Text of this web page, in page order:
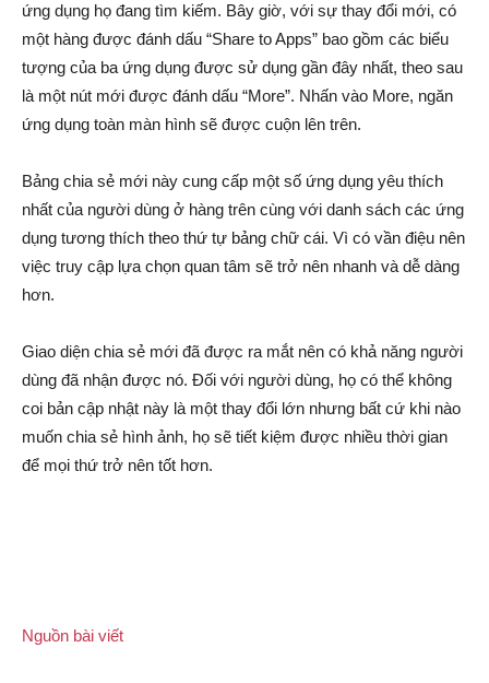
ứng dụng họ đang tìm kiếm. Bây giờ, với sự thay đổi mới, có
một hàng được đánh dấu “Share to Apps” bao gồm các biểu
tượng của ba ứng dụng được sử dụng gần đây nhất, theo sau
là một nút mới được đánh dấu “More”. Nhấn vào More, ngăn
ứng dụng toàn màn hình sẽ được cuộn lên trên.
Bảng chia sẻ mới này cung cấp một số ứng dụng yêu thích
nhất của người dùng ở hàng trên cùng với danh sách các ứng
dụng tương thích theo thứ tự bảng chữ cái. Vì có vần điệu nên
việc truy cập lựa chọn quan tâm sẽ trở nên nhanh và dễ dàng
hơn.
Giao diện chia sẻ mới đã được ra mắt nên có khả năng người
dùng đã nhận được nó. Đối với người dùng, họ có thể không
coi bản cập nhật này là một thay đổi lớn nhưng bất cứ khi nào
muốn chia sẻ hình ảnh, họ sẽ tiết kiệm được nhiều thời gian
để mọi thứ trở nên tốt hơn.
Nguồn bài viết